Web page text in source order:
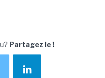
Partagez le !